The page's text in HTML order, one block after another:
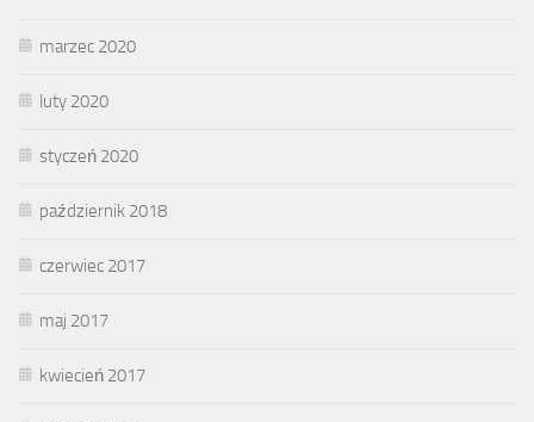
marzec 2020
luty 2020
styczeń 2020
październik 2018
czerwiec 2017
maj 2017
kwiecień 2017